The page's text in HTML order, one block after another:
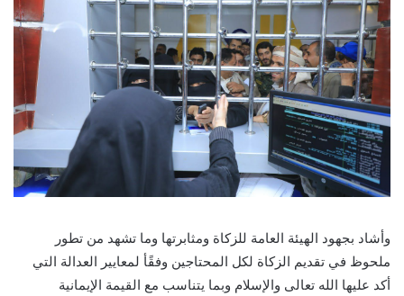
وأشاد بجهود الهيئة العامة للزكاة ومثابرتها وما تشهد من تطور
ملحوظ في تقديم الزكاة لكل المحتاجين وفقًأ لمعايير العدالة التي
أكد عليها الله تعالى والإسلام وبما يتناسب مع القيمة الإيمانية